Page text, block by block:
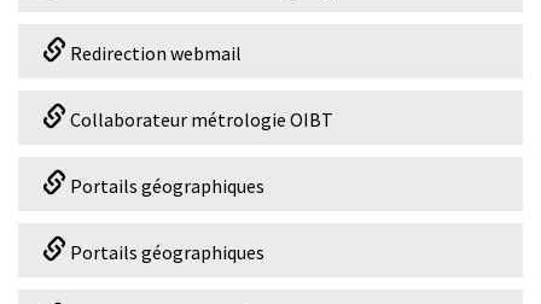
Redirection webmail
Collaborateur métrologie OIBT
Portails géographiques
Portails géographiques